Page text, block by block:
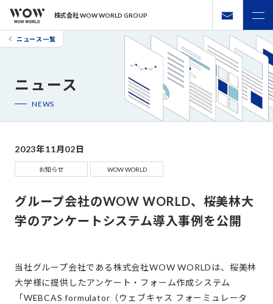
株式会社 WOW WORLD GROUP
ニュース一覧
ニュース
NEWS
2023年11月02日
お知らせ WOW WORLD
グループ会社のWOW WORLD、桜美林大
学のアンケートシステム導入事例を公開
当社グループ会社である株式会社WOW WORLDは、桜美林
大学様に提供したアンケート・フォーム作成システム
「WEBCAS formulator（ウェブキャス フォーミュレータ